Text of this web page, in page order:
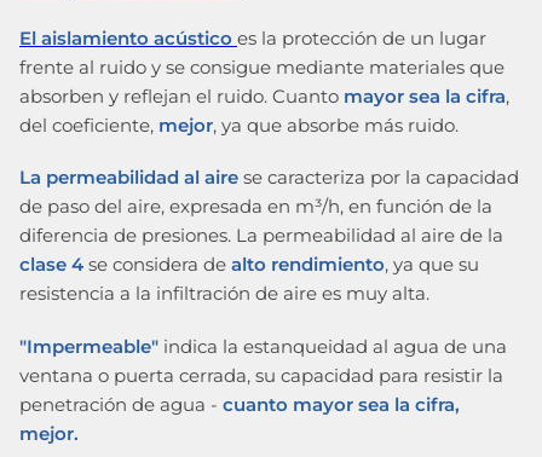
El aislamiento acústico es la protección de un lugar
frente al ruido y se consigue mediante materiales que
absorben y reflejan el ruido. Cuanto mayor sea la cifra,
del coeficiente, mejor, ya que absorbe más ruido.
La permeabilidad al aire se caracteriza por la capacidad
de paso del aire, expresada en m³/h, en función de la
diferencia de presiones. La permeabilidad al aire de la
clase 4 se considera de alto rendimiento, ya que su
resistencia a la infiltración de aire es muy alta.
"Impermeable" indica la estanqueidad al agua de una
ventana o puerta cerrada, su capacidad para resistir la
penetración de agua - cuanto mayor sea la cifra,
mejor.